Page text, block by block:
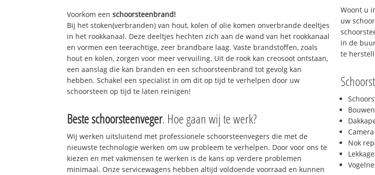
Voorkom eenschoorsteenbrand!
Bij het stoken(verbranden) van hout, kolen of olie komen onverbrande deeltjes
in het rookkanaal. Deze deeltjes hechten zich aan de wand van het rookkanaal
en vormen een teerachtige, zeer brandbare laag. Vaste brandstoffen, zoals
hout en kolen, zorgen voor meer vervuiling. Uit de rook kan creosoot ontstaan,
een aanslag die kan branden en een schoorsteenbrand tot gevolg kan
hebben. Schakel een specialist in om dit op tijd te verhelpen door uw
schoorsteen op tijd te laten reinigen!
Beste schoorsteenveger. Hoe gaan wij te werk?
Wij werken uitsluitend met professionele schoorsteenvegers die met de
nieuwste technologie werken om uw probleem te verhelpen. Door voor ons te
kiezen en met vakmensen te werken is de kans op verdere problemen
minimaal. Onze servicewagens hebben altijd voldoende voorraad en kunnen
Woont u
uw
in de
te
Nok